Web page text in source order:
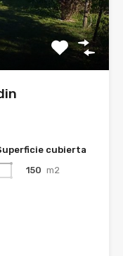
cubierta
150 m2